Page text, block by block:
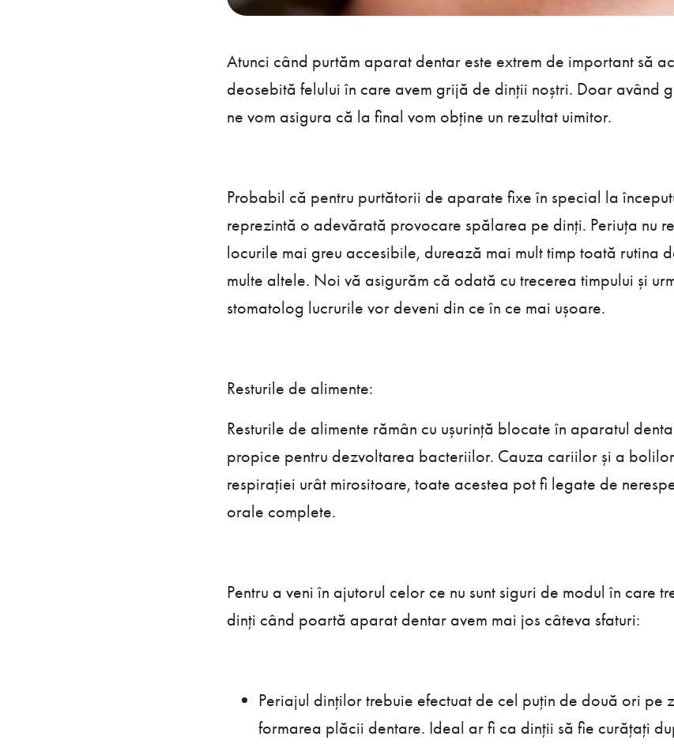
Atunci când purtăm aparat dentar este extrem de important să
deosebită felului în care avem grijă de dinții noștri. Doar având
ne vom asigura că la final vom obține un rezultat uimitor.
Probabil că pentru purtătorii de aparate fixe în special la
reprezintă o adevărată provocare spălarea pe dinți. Periuța nu
locurile mai greu accesibile, durează mai mult timp toată rutina
multe altele. Noi vă asigurăm că odată cu trecerea timpului și
stomatolog lucrurile vor deveni din ce în ce mai ușoare.
Resturile de alimente:
Resturile de alimente rămân cu ușurință blocate în aparatul
propice pentru dezvoltarea bacteriilor. Cauza cariilor și a
respirației urât mirositoare, toate acestea pot fi legate de
orale complete.
Pentru a veni în ajutorul celor ce nu sunt siguri de modul în care
dinți când poartă aparat dentar avem mai jos câteva sfaturi:
Periajul dinților trebuie efectuat de cel puțin de două ori pe
formarea plăcii dentare. Ideal ar fi ca dinții să fie curățați